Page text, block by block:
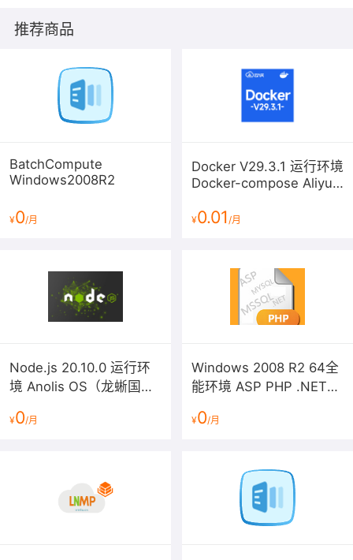
推荐商品
BatchCompute
Windows2008R2
¥0/月
Docker V29.3.1 运行环境
Docker-compose Aliyun
¥0.01 /月
Node.js 20.10.0 运行环
境 Anolis OS（龙蜥国产
¥0/月
Windows 2008 R2 64全
能环境 ASP PHP .NET
¥0/月